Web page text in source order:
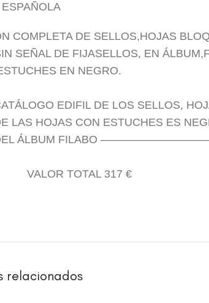
COMPLETA DE SELLOS,HOJAS
SEÑAL DE FIJASELLOS, EN
EN NEGRO.
EDIFIL DE LOS SELLOS,
LAS HOJAS CON ESTUCHES
DEL ÁLBUM FILABO
TOTAL 317 €
relacionados